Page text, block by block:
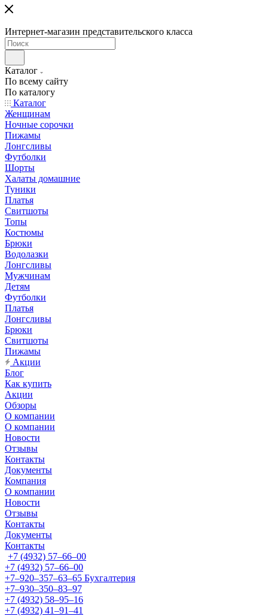
Интернет-магазин представительского класса
Каталог
По всему сайту
По каталогу
Каталог
Женщинам
Ночные сорочки
Пижамы
Лонгсливы
Футболки
Шорты
Халаты домашние
Туники
Платья
Свитшоты
Топы
Костюмы
Брюки
Водолазки
Лонгсливы
Мужчинам
Детям
Футболки
Платья
Лонгсливы
Брюки
Свитшоты
Пижамы
Акции
Блог
Как купить
Акции
Обзоры
О компании
О компании
Новости
Отзывы
Контакты
Документы
Компания
О компании
Новости
Отзывы
Контакты
Документы
Контакты
+7 (4932) 57‒66‒00
+7 (4932) 57‒66‒00
+7‒920‒357‒63‒65 Бухгалтерия
+7‒930‒350‒83‒97
+7 (4932) 58‒95‒16
+7 (4932) 41‒91‒41